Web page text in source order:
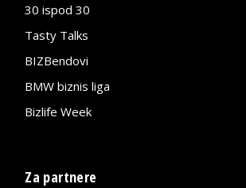
30 ispod 30
Tasty Talks
BIZBendovi
BMW biznis liga
Bizlife Week
Za partnere